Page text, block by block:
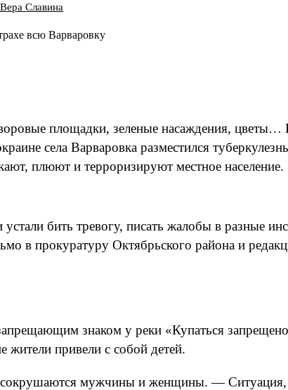
Вера Славина
всю Варваровку
площадки, зеленые насаждения, цветы…
села Варваровка разместился
плюют и терроризируют местное население.
бить тревогу, писать жалобы в разные
в прокуратуру Октябрьского района и
знаком у реки «Купаться
жители привели с собой детей.
мужчины и женщины. — Ситуация, в